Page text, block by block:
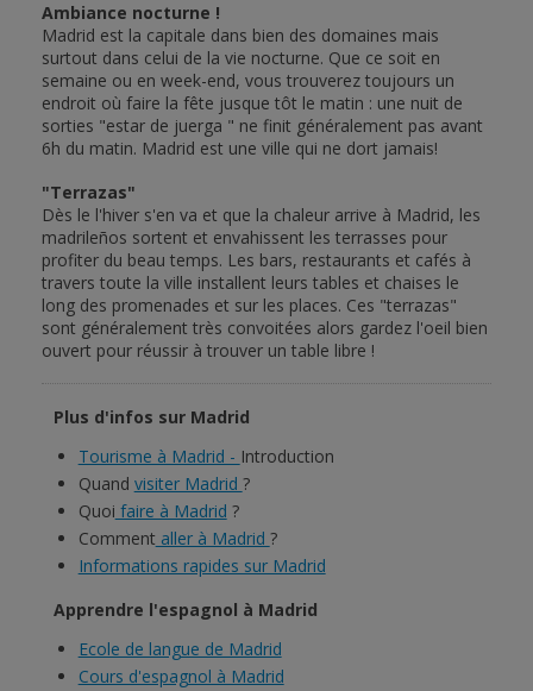
Ambiance nocturne !
Madrid est la capitale dans bien des domaines mais
surtout dans celui de la vie nocturne. Que ce soit en
semaine ou en week-end, vous trouverez toujours un
endroit où faire la fête jusque tôt le matin : une nuit de
sorties "estar de juerga " ne finit généralement pas avant
6h du matin. Madrid est une ville qui ne dort jamais!
"Terrazas"
Dès le l'hiver s'en va et que la chaleur arrive à Madrid, les
madrileños sortent et envahissent les terrasses pour
profiter du beau temps. Les bars, restaurants et cafés à
travers toute la ville installent leurs tables et chaises le
long des promenades et sur les places. Ces "terrazas"
sont généralement très convoitées alors gardez l'oeil bien
ouvert pour réussir à trouver un table libre !
Plus d'infos sur Madrid
Tourisme à Madrid - Introduction
Quand visiter Madrid ?
Quoi faire à Madrid ?
Comment aller à Madrid ?
Informations rapides sur Madrid
Apprendre l'espagnol à Madrid
Ecole de langue de Madrid
Cours d'espagnol à Madrid